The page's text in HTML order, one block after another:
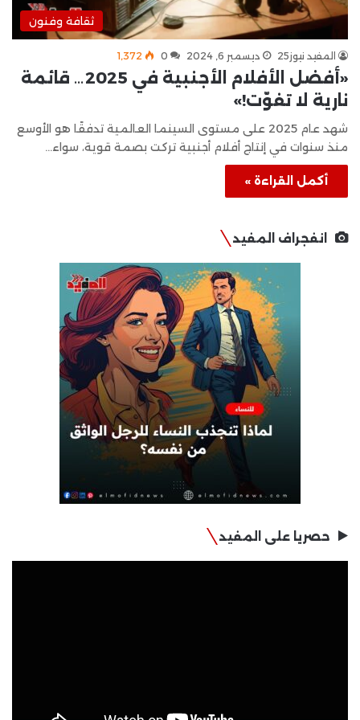
ثقافة وفنون
المفيد نيوز25 ديسمبر 6, 2024 0 1٬372
«أفضل الأفلام الأجنبية في 2025… قائمة
نارية لا تفوّت!»
شهد عام 2025 على مستوى السينما العالمية تدفقًا هو الأوسع
منذ سنوات في إنتاج أفلام أجنبية تركت بصمة قوية، سواء…
أكمل القراءة »
انفجراف المفيد
حصريا على المفيد